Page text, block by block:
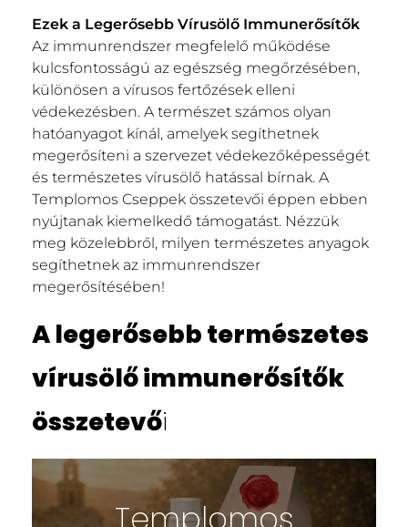
Ezek a Legerősebb Vírusölő Immunerősítők
Az immunrendszer megfelelő működése
kulcsfontosságú az egészség megőrzésében,
különösen a vírusos fertőzések elleni
védekezésben. A természet számos olyan
hatóanyagot kínál, amelyek segíthetnek
megerősíteni a szervezet védekezőképességét
és természetes vírusölő hatással bírnak. A
Templomos Cseppek összetevői éppen ebben
nyújtanak kiemelkedő támogatást. Nézzük
meg közelebbről, milyen természetes anyagok
segíthetnek az immunrendszer
megerősítésében!
A legerősebb természetes
vírusölő immunerősítők
összetevői